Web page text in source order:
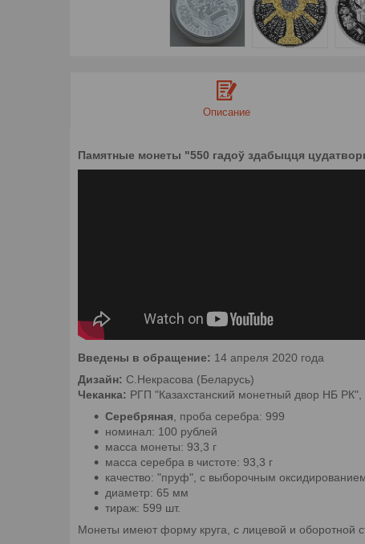
Описание
Памятные монеты "550 гадоў здабыцця
Введены в обращение: 14 апреля 2020 года
Дизайн: С.Некрасова (Беларусь)
Чеканка: РГП "Казахстанский монетный двор НБ РК",
Серебряная , проба серебра: 999
номинал: 100 рублей
масса монеты: 93,3 г
масса серебра в чистоте: 93,3 г
качество: "пруф", с выборочным
диаметр: 65 мм
тираж: 599 шт.
Монеты имеют форму круга, с лицевой и оборотной